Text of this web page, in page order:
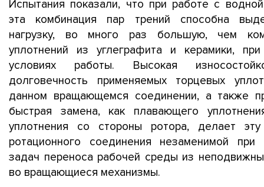
Испытания показали, что при работе с
эта комбинация пар трений способна
нагрузку, во много раз большую, чем
уплотнений из углеграфита и керамики,
условиях работы. Высокая
долговечность применяемых торцевых
данном вращающемся соединении, а также
быстрая замена, как плавающего
уплотнения со стороны ротора, делает
ротационного соединения незаменимой при
задач переноса рабочей среды из
во вращающиеся механизмы.